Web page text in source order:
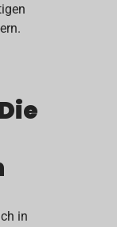
in